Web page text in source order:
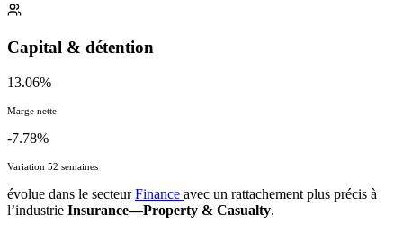
Capital & détention
13.06%
Marge nette
-7.78%
Variation 52 semaines
évolue dans le secteurFinance avec un rattachement plus précis à
l’industrie Insurance—Property & Casualty.